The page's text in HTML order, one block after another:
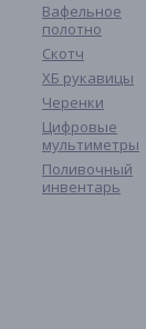
Вафельное
полотно
Скотч
ХБ рукавицы
Черенки
Цифровые
мультиметры
Поливочный
инвентарь